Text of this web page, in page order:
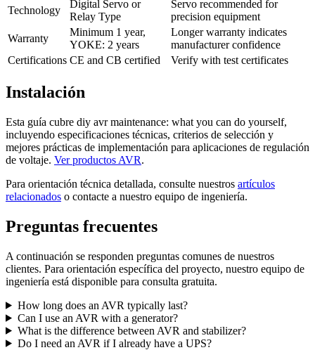
Technology
Digital Servo or
Relay Type
Servo recommended for
precision equipment
Warranty
Minimum 1 year,
YOKE: 2 years
Longer warranty indicates
manufacturer confidence
Certifications CE and CB certified Verify with test certificates
Instalación
Esta guía cubre diy avr maintenance: what you can do yourself,
incluyendo especificaciones técnicas, criterios de selección y
mejores prácticas de implementación para aplicaciones de regulación
de voltaje. Ver productos AVR.
Para orientación técnica detallada, consulte nuestros artículos
relacionados o contacte a nuestro equipo de ingeniería.
Preguntas frecuentes
A continuación se responden preguntas comunes de nuestros
clientes. Para orientación específica del proyecto, nuestro equipo de
ingeniería está disponible para consulta gratuita.
How long does an AVR typically last?
Can I use an AVR with a generator?
What is the difference between AVR and stabilizer?
Do I need an AVR if I already have a UPS?